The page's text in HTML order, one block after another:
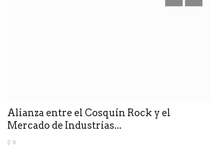
Alianza entre el Cosquín Rock y el
Mercado de Industrias...
0